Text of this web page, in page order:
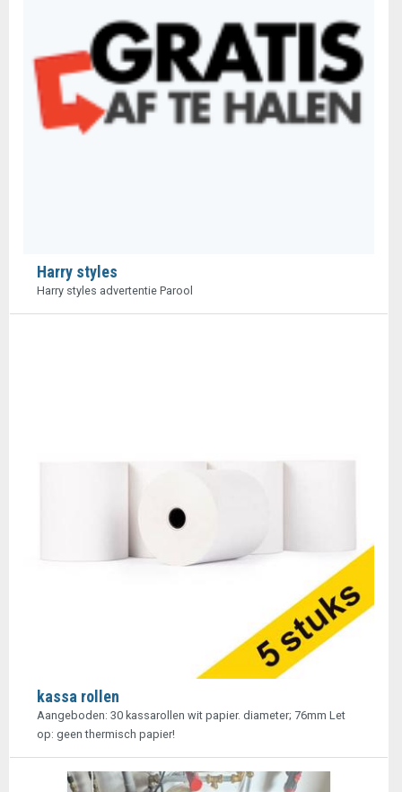
Harry styles
Harry styles advertentie Parool
kassa rollen
Aangeboden: 30 kassarollen wit papier. diameter; 76mm Let
op: geen thermisch papier!